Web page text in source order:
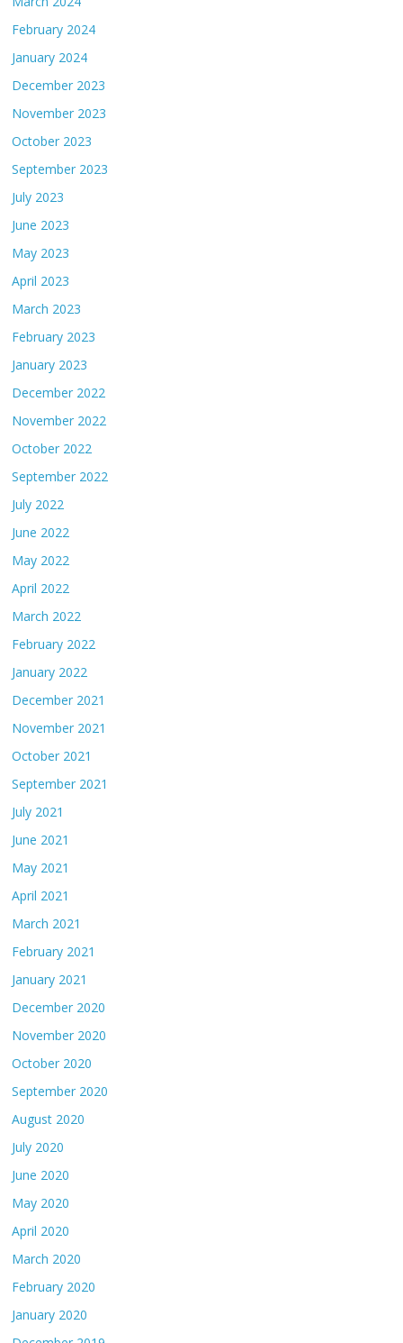
February 2024
January 2024
December 2023
November 2023
October 2023
September 2023
July 2023
June 2023
May 2023
April 2023
March 2023
February 2023
January 2023
December 2022
November 2022
October 2022
September 2022
July 2022
June 2022
May 2022
April 2022
March 2022
February 2022
January 2022
December 2021
November 2021
October 2021
September 2021
July 2021
June 2021
May 2021
April 2021
March 2021
February 2021
January 2021
December 2020
November 2020
October 2020
September 2020
August 2020
July 2020
June 2020
May 2020
April 2020
March 2020
February 2020
January 2020